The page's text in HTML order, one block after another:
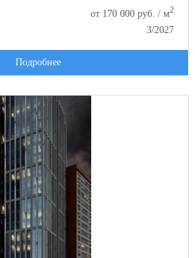
от 170 000 руб. / м2
3/2027
Подробнее